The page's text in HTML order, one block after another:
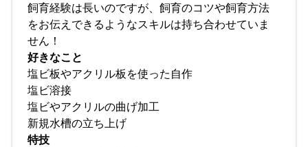
飼育経験は長いのですが、飼育のコツや飼育方法
をお伝えできるようなスキルは持ち合わせていま
せん！
好きなこと
塩ビ板やアクリル板を使った自作
塩ビ溶接
塩ビやアクリルの曲げ加工
新規水槽の立ち上げ
特技